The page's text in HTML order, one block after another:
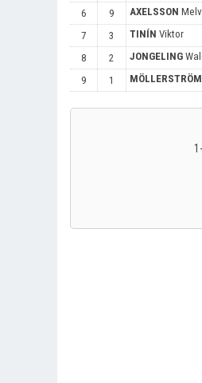
6
9 AXELSSON
7
3 TINÍN Viktor
8
2 JONGELING
9
1 MÖLLERSTRÖM